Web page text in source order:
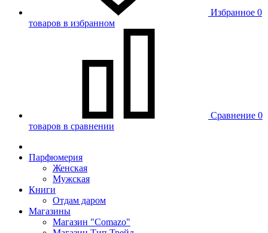
Избранное 0
товаров в избранном
Сравнение 0
товаров в сравнении
Парфюмерия
Женская
Мужская
Книги
Отдам даром
Магазины
Магазин "Comazo"